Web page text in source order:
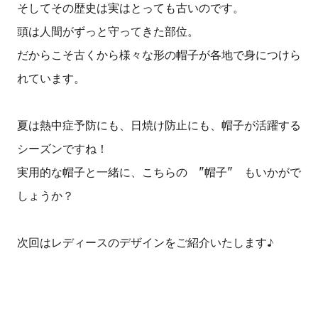
そしてその歴史は実はとっても古いのです。
頭は人間がずっと守ってきた部位。
だからこそ古くから様々な形の帽子が各地で身につけら
れています。
夏は熱中症予防にも、日焼け防止にも、帽子が活躍する
シーズンですね！
実用的な帽子と一緒に、こちらの "帽子" もいかがで
しょうか？
次回はレディースのデザインをご紹介いたします♪